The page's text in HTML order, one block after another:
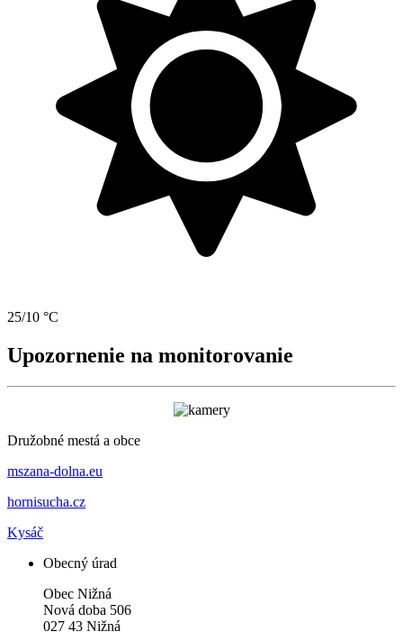
25/10 °C
Upozornenie na monitorovanie
Družobné mestá a obce
mszana-dolna.eu
hornisucha.cz
Kysáč
Obecný úrad
Obec Nižná
Nová doba 506
027 43 Nižná